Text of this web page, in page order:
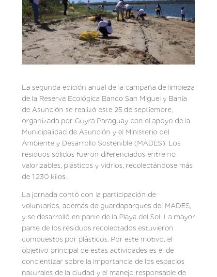
La segunda edición anual de la campaña de limpieza
de la Reserva Ecológica Banco San Miguel y Bahía
de Asunción se realizó este 25 de septiembre,
organizada por Guyra Paraguay con el apoyo de la
Municipalidad de Asunción y el Ministerio del
Ambiente y Desarrollo Sostenible (MADES). Los
residuos sólidos fueron diferenciados entre no
valorizables, plásticos y vidrios, recolectándose más
de 1.230 kilos.
La jornada contó con la participación de
voluntarios, además de guardaparques del MADES,
y se desarrolló en parte de la Playa del Sol. La mayor
parte de los residuos recolectados estuvieron
compuestos por plásticos. Por este motivo, el
objetivo principal de estas actividades es el de
concientizar sobre la importancia de los espacios
naturales de la ciudad y el manejo responsable de